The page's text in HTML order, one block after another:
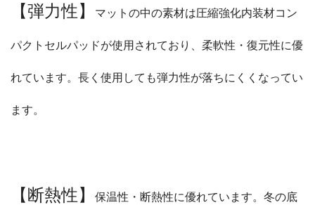
【弾力性】 マットの中の素材は圧縮強化内装材コン
パクトセルパッドが使用されており、柔軟性・復元性に優
れています。長く使用しても弾力性が落ちにくくなってい
ます。
【断熱性】 保温性・断熱性に優れています。冬の底